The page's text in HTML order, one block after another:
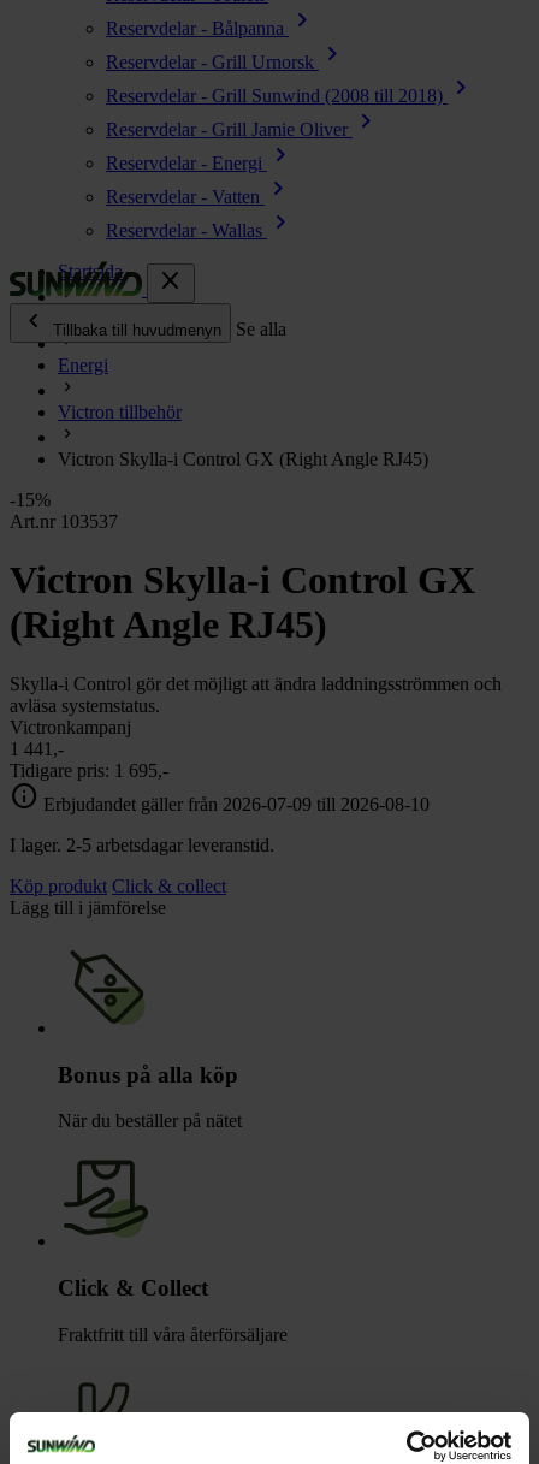
Reservdelar - Bålpanna chevron_right
Reservdelar - Grill Urnorsk chevron_right
Reservdelar - Grill Sunwind (2008 till 2018) chevron_right
Reservdelar - Grill Jamie Oliver chevron_right
Reservdelar - Energi chevron_right
Reservdelar - Vatten chevron_right
Reservdelar - Wallas
chevron_right
close
chevron_left
Tillbaka till huvudmenyn Se alla
Energi
Kök & Gasol chevron_right
Värme chevron_right
Grill & Fritid chevron_right
Lacanche
Reservdelar chevron_right
Startsida
Energi
Victron tillbehör
Victron Skylla-i Control GX (Right Angle RJ45)
-15%
Art.nr 103537
Victron Skylla-i Control GX
(Right Angle RJ45)
Skylla-i Control gör det möjligt att ändra laddningsströmmen och
avläsa systemstatus.
Victronkampanj
1 441,-
Tidigare pris: 1 695,-
info Erbjudandet gäller från 2026-07-09 till 2026-08-10
I lager. 2-5 arbetsdagar leveranstid.
Köp produkt Click & collect
Lägg till i jämförelse
Bonus på alla köp
När du beställer på nätet
Click & Collect
Fraktfritt till våra återförsäljare